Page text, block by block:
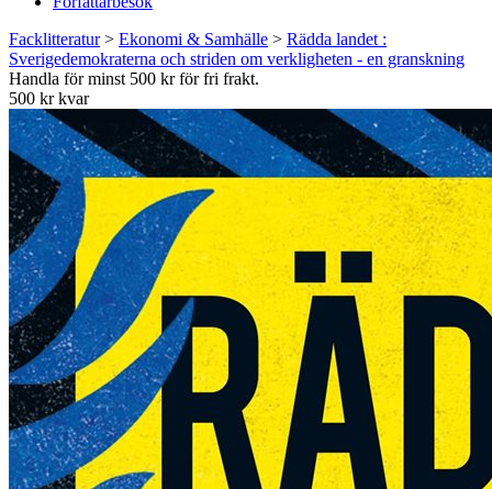
Facklitteratur> Ekonomi & Samhälle > Rädda landet :
Sverigedemokraterna och striden om verkligheten - en granskning
Handla för minst 500 kr för fri frakt.
500 kr kvar